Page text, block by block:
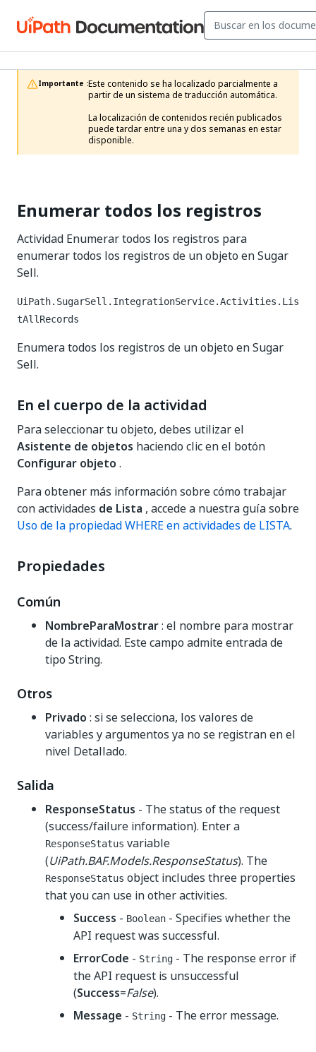
Importante :Este contenido se ha localizado parcialmente a
partir de un sistema de traducción automática.
La localización de contenidos recién publicados
puede tardar entre una y dos semanas en estar
disponible.
Enumerar todos los registros
Actividad Enumerar todos los registros para
enumerar todos los registros de un objeto en Sugar
Sell.
UiPath.SugarSell.IntegrationService.Activities.Lis
tAllRecords
Enumera todos los registros de un objeto en Sugar
Sell.
En el cuerpo de la actividad
Para seleccionar tu objeto, debes utilizar el
Asistente de objetos haciendo clic en el botón
Configurar objeto .
Para obtener más información sobre cómo trabajar
con actividades de Lista , accede a nuestra guía sobre
Uso de la propiedad WHERE en actividades de LISTA.
Propiedades
Común
NombreParaMostrar: el nombre para mostrar
de la actividad. Este campo admite entrada de
tipo String.
Otros
Privado : si se selecciona, los valores de
variables y argumentos ya no se registran en el
nivel Detallado.
Salida
ResponseStatus - The status of the request
(success/failure information). Enter a
ResponseStatus variable
(UiPath.BAF.Models.ResponseStatus). The
ResponseStatus object includes three properties
that you can use in other activities.
Success - Boolean - Specifies whether the
API request was successful.
ErrorCode - String - The response error if
the API request is unsuccessful
(Success=False).
Message - String - The error message.